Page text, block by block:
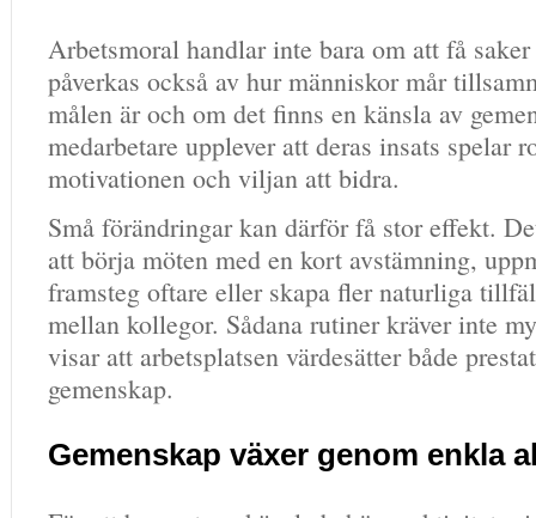
Arbetsmoral handlar inte bara om att få
påverkas också av hur människor mår
målen är och om det finns en känsla av
medarbetare upplever att deras insats spelar
motivationen och viljan att bidra.
Små förändringar kan därför få stor effekt.
att börja möten med en kort avstämning,
framsteg oftare eller skapa fler naturliga
mellan kollegor. Sådana rutiner kräver inte
visar att arbetsplatsen värdesätter både
gemenskap.
Gemenskap växer genom enkla